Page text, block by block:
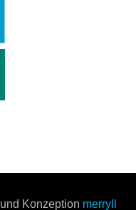
und Konzeption merryll